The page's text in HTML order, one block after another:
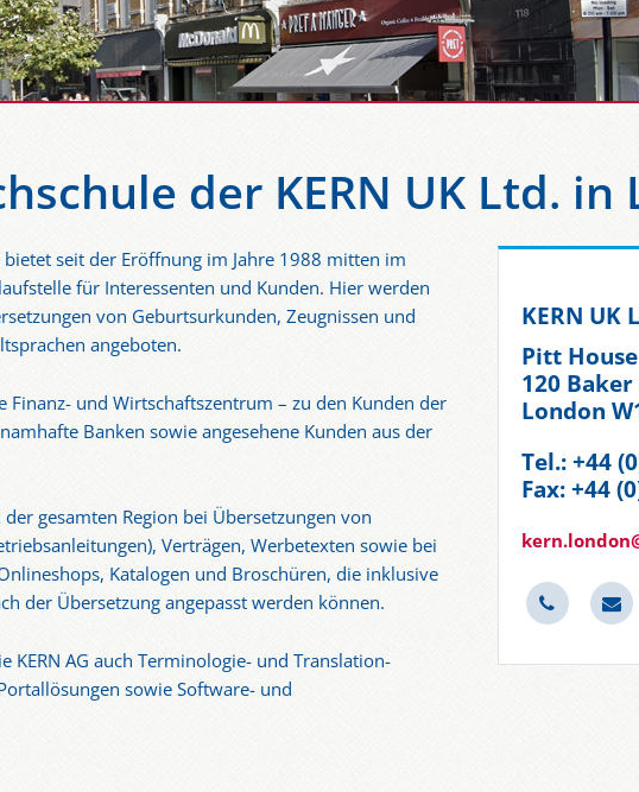
der KERN UK Ltd. in
seit der Eröffnung im Jahre 1988 mitten im
für Interessenten und Kunden. Hier werden
von Geburtsurkunden, Zeugnissen und
angeboten.
Finanz- und Wirtschaftszentrum – zu den Kunden der
Banken sowie angesehene Kunden aus der
gesamten Region bei Übersetzungen von
Verträgen, Werbetexten sowie bei
Katalogen und Broschüren, die inklusive
der Übersetzung angepasst werden können.
KERN AG auch Terminologie- und Translation-
sowie Software- und
KERN UK
Pitt House
120
London
Tel.: +44
Fax: +44